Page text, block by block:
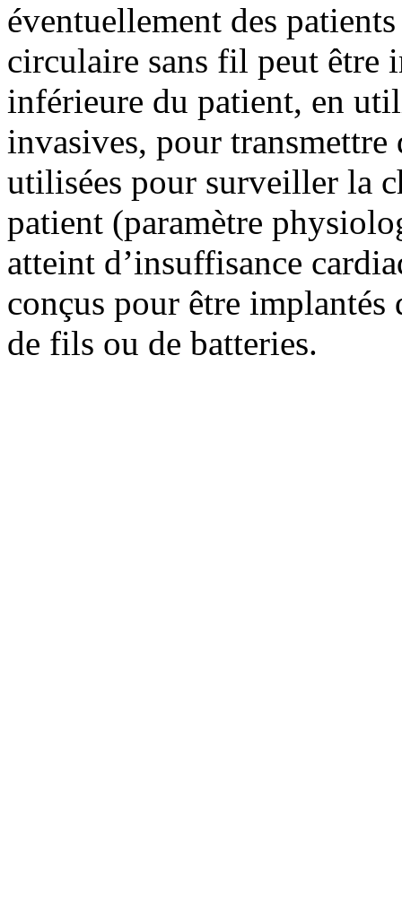
éventuellement des
circulaire sans fil peut être
inférieure du patient, en
invasives, pour transmettre
utilisées pour surveiller la
patient (paramètre
atteint d’insuffisance
conçus pour être implantés
de fils ou de batteries.